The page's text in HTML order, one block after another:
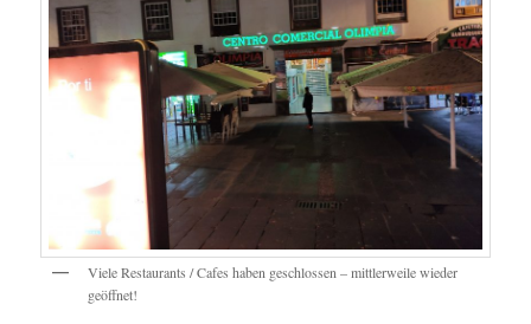
Viele Restaurants / Cafes haben geschlossen – mittlerweile wieder
geöffnet!